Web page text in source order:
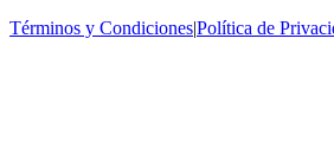
Términos y Condiciones|Política de